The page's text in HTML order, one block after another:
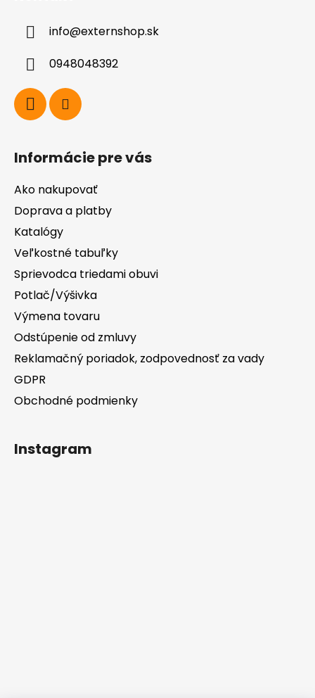
info@externshop.sk
0948048392
Informácie pre vás
Ako nakupovať
Doprava a platby
Katalógy
Veľkostné tabuľky
Sprievodca triedami obuvi
Potlač/Výšivka
Výmena tovaru
Odstúpenie od zmluvy
Reklamačný poriadok, zodpovednosť za vady
GDPR
Obchodné podmienky
Instagram